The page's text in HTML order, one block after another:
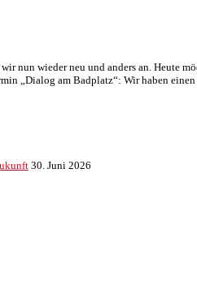
wieder neu und anders an. Heute
„Dialog am Badplatz“: Wir haben
30. Juni 2026